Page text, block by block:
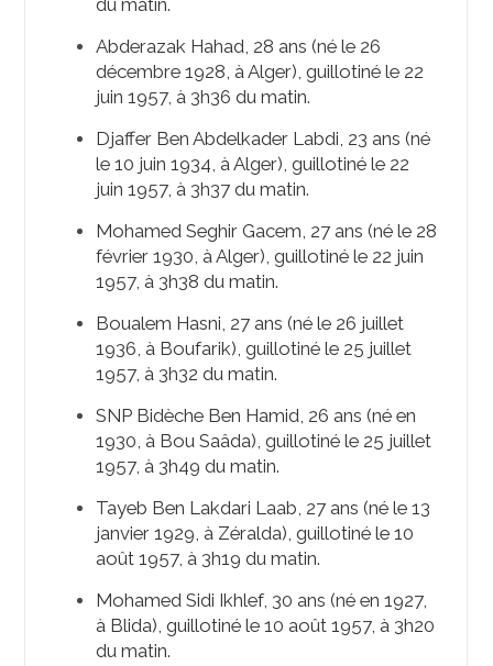
du matin.
Abderazak Hahad, 28 ans (né le 26
décembre 1928, à Alger), guillotiné le 22
juin 1957, à 3h36 du matin.
Djaffer Ben Abdelkader Labdi, 23 ans (né
le 10 juin 1934, à Alger), guillotiné le 22
juin 1957, à 3h37 du matin.
Mohamed Seghir Gacem, 27 ans (né le 28
février 1930, à Alger), guillotiné le 22 juin
1957, à 3h38 du matin.
Boualem Hasni, 27 ans (né le 26 juillet
1936, à Boufarik), guillotiné le 25 juillet
1957, à 3h32 du matin.
SNP Bidèche Ben Hamid, 26 ans (né en
1930, à Bou Saâda), guillotiné le 25 juillet
1957, à 3h49 du matin.
Tayeb Ben Lakdari Laab, 27 ans (né le 13
janvier 1929, à Zéralda), guillotiné le 10
août 1957, à 3h19 du matin.
Mohamed Sidi Ikhlef, 30 ans (né en 1927,
à Blida), guillotiné le 10 août 1957, à 3h20
du matin.